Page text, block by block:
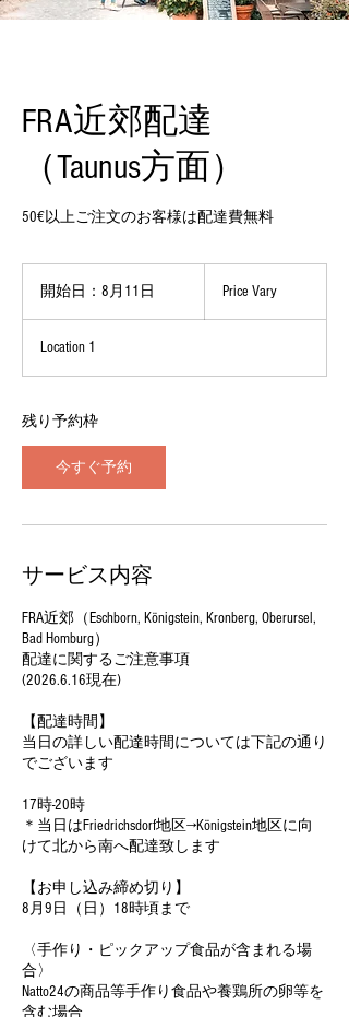
FRA近郊配達
（Taunus方面）
50€以上ご注文のお客様は配達費無料
開始日：8月11日
8
Price Vary
Location 1
残り予約枠
今すぐ予約
サービス内容
FRA近郊（Eschborn, Königstein, Kronberg, Oberursel,
Bad Homburg）
配達に関するご注意事項
(2026.6.16現在)
【配達時間】
当日の詳しい配達時間については下記の通り
でございます
17時-20時
＊当日はFriedrichsdorf地区→Königstein地区に向
けて北から南へ配達致します
【お申し込み締め切り】
8月9日（日）18時頃まで
〈手作り・ピックアップ食品が含まれる場
合〉
Natto24の商品等手作り食品や養鶏所の卵等を
含む場合